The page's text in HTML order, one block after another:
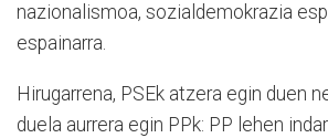
nazionalismoa, sozialdemokrazia
espainarra.
Hirugarrena, PSEk atzera egin duen
duela aurrera egin PPk: PP lehen